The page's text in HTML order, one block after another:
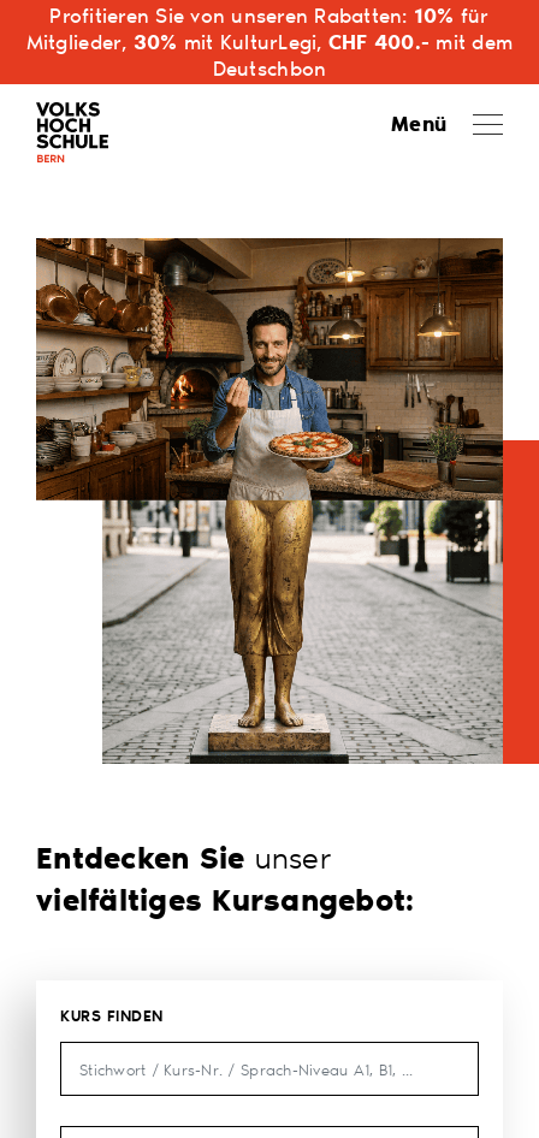
Profitieren Sie von unseren Rabatten: 10% für
Mitglieder, 30% mit KulturLegi, CHF 400.- mit dem
Deutschbon
Menü
Entdecken Sie unser
vielfältiges Kursangebot:
KURS FINDEN